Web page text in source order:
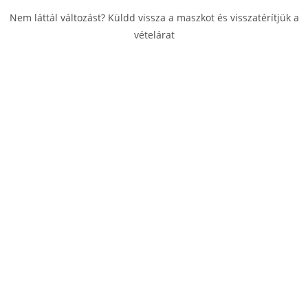
Nem láttál változást? Küldd vissza a maszkot és visszatérítjük a
vételárat